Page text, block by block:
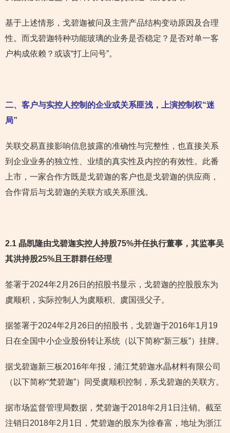
基于上述情形，戈碧迦被问及主营产品结构变动原因及合理
性。而戈碧迦特种功能玻璃的业务是否稳定？是否对单一客
户构成依赖？或该“打上问号”。
二、客户与实控人控制的企业或关系匪浅，上演控制权“迷
局”
关联交易直接影响信息披露的准确性与完整性，也直接关系
到企业业务的独立性、业绩的真实性及内控的有效性。此番
上市，一家合作方既是戈碧迦的客户也是戈碧迦的供应商，
合作背后与戈碧迦的关联方或关系匪浅。
2.1 晶凯隆由戈碧迦实控人持股75%并任执行董事，其监事吴
其洪持股25%且王群群任经理
签署于2024年2月26日的招股书显示，戈碧迦的控股股东为
虞顺积，实际控制人为虞顺积、虞国强父子。
据签署于2024年2月26日的招股书，戈碧迦于2016年1月19
日在全国中小企业股份转让系统（以下简称“新三板”）挂牌。
据戈碧迦新三板2016年年报，浦江梵碧迦水晶材料有限公司
（以下简称“梵碧迦”）同受虞顺积控制，系戈碧迦的关联方。
据市场监督管理局数据，梵碧迦于2018年2月1日注销。截至
注销日2018年2月1日，梵碧迦的股东为徐春富，地址为浙江